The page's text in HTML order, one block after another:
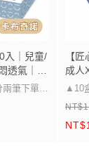
入｜兒童/
透氣｜親
3D立體
筆下單唷
~
【
成人
膚
▲10
▲
口罩